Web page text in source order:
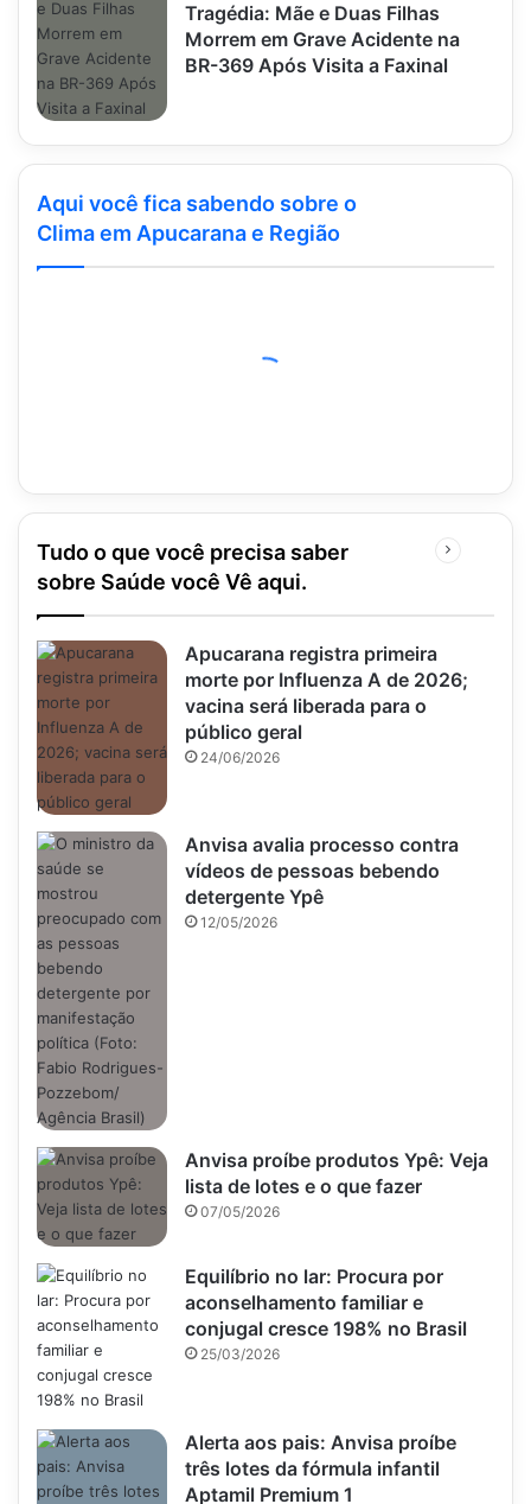
Tragédia: Mãe e Duas Filhas
Morrem em Grave Acidente na
BR-369 Após Visita a Faxinal
Aqui você fica sabendo sobre o
Clima em Apucarana e Região
Tudo o que você precisa saber
sobre Saúde você Vê aqui.
Próxima
Apucarana registra primeira
morte por Influenza A de 2026;
vacina será liberada para o
público geral
24/06/2026
Anvisa avalia processo contra
vídeos de pessoas bebendo
detergente Ypê
12/05/2026
Anvisa proíbe produtos Ypê: Veja
lista de lotes e o que fazer
07/05/2026
Equilíbrio no lar: Procura por
aconselhamento familiar e
conjugal cresce 198% no Brasil
25/03/2026
Alerta aos pais: Anvisa proíbe
três lotes da fórmula infantil
Aptamil Premium 1